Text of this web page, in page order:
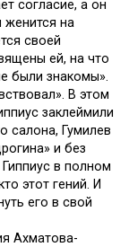
согласие, а он
женится на
своей
ей, на что
были знакомы».
В этом
заклеймили
салона, Гумилев
и без
в полном
этот гений. И
его в свой
Ахматова-